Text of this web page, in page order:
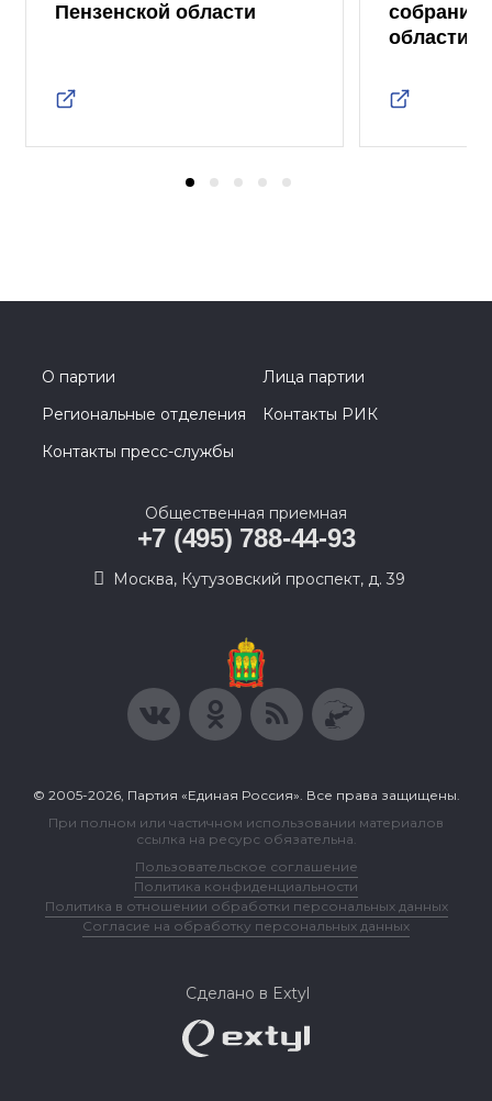
Пензенской области
собрание
области
О партии
Лица партии
Региональные отделения
Контакты РИК
Контакты пресс-службы
Общественная приемная
+7 (495) 788-44-93
Москва, Кутузовский проспект, д. 39
© 2005-2026, Партия «Единая Россия». Все права защищены.
При полном или частичном использовании материалов
ссылка на ресурс обязательна.
Пользовательское соглашение
Политика конфиденциальности
Политика в отношении обработки персональных данных
Согласие на обработку персональных данных
Сделано в Extyl